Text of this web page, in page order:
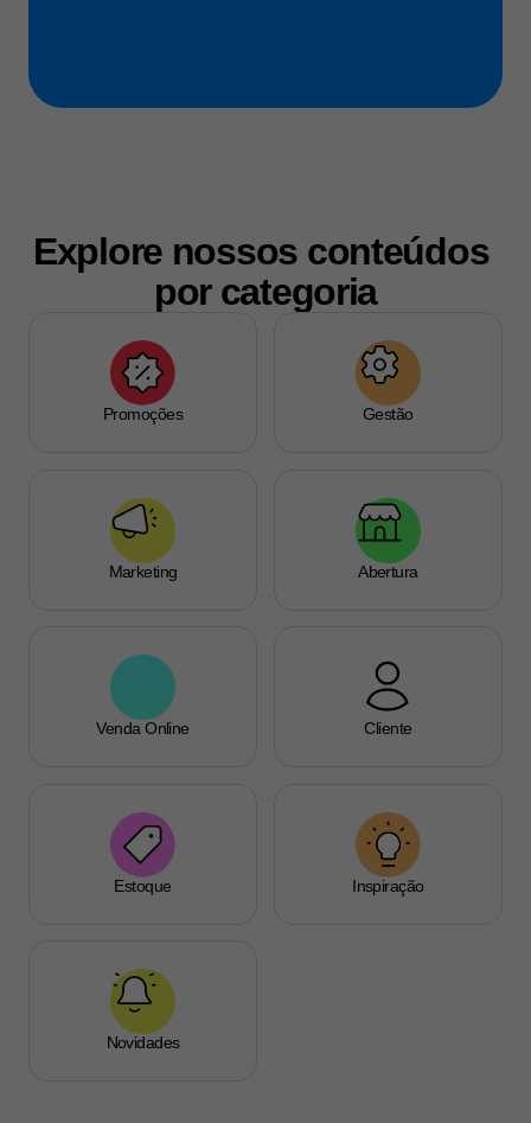
Explore nossos conteúdos
por categoria
Promoções Gestão
Marketing Abertura
Venda Online Cliente
Estoque Inspiração
Novidades